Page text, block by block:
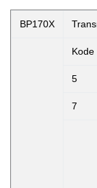
BP170X
Kode
5
7